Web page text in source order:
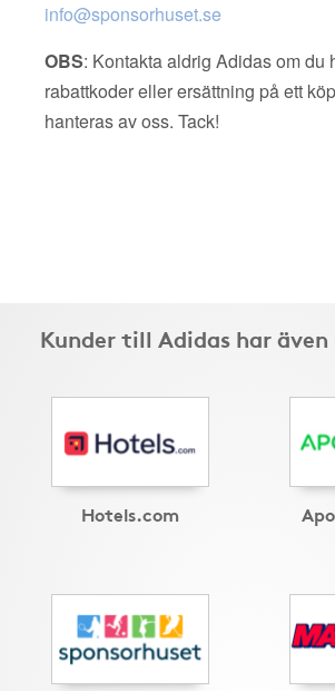
info@sponsorhuset.se
OBS: Kontakta aldrig Adidas om du
rabattkoder eller ersättning på ett
hanteras av oss. Tack!
Kunder till Adidas har
Hotels.com